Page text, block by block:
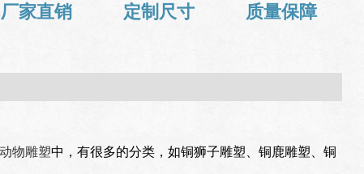
厂家直销 定制尺寸 质量保障
物雕塑中，有很多的分类，如铜狮子雕塑、铜鹿雕塑、铜